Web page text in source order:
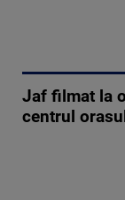
Jaf filmat la
centrul